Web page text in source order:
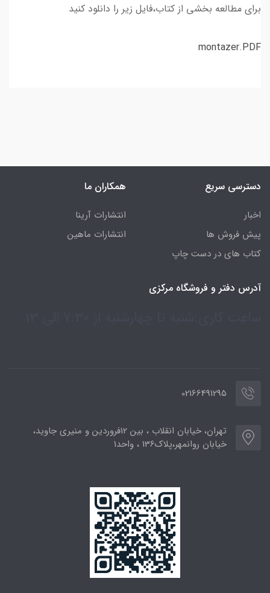
برای مطالعه بخشی از کتاب،فایل زیر را دانلود کنید
montazer.PDF
دسترسی سریع
اخبار
پیش فروش ها
کتاب های در دست چاپ
همکاران ما
انتشارات آرینا
انتشارات ماهین
آدرس دفتر و فروشگاه مرکزی
02166491295
تهران، خیابان انقلاب ، بین 12فروردین و منیری جاوید،
خیابان روانمهر،پلاک136 ، واحد1